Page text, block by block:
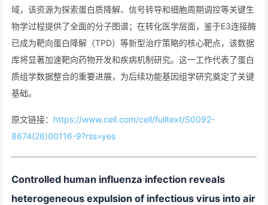
域，该资源为探索蛋白质降解、信号转导和细胞周期调控等关键生
物学过程提供了全面的分子图谱；在转化医学层面，鉴于E3连接酶
已成为靶向蛋白降解（TPD）等新型治疗策略的核心靶点，该数据
库将显著加速靶向药物开发和疾病机制研究。这一工作代表了蛋白
质组学数据整合的重要进展，为后续功能基因组学研究奠定了关键
基础。
原文链接： https://www.cell.com/cell/fulltext/S0092-
8674(26)00116-9?rss=yes
Controlled human influenza infection reveals
heterogeneous expulsion of infectious virus into air